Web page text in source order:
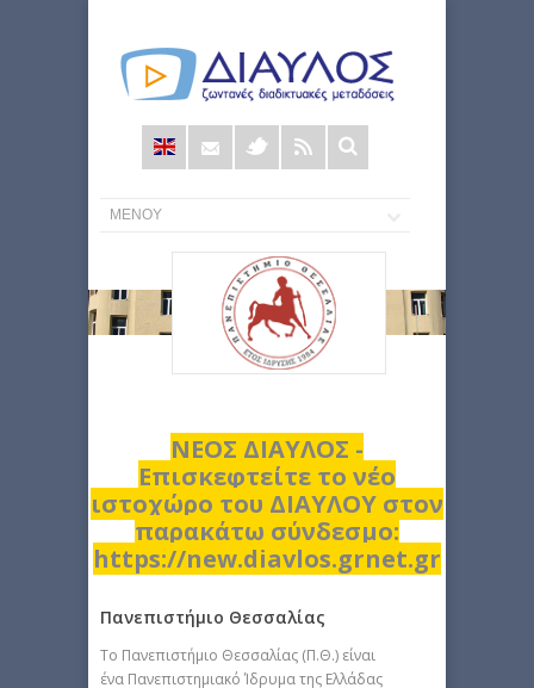
Φόρμα
αναζήτησης
ΝΕΟΣ ΔΙΑΥΛΟΣ -
Επισκεφτείτε το νέο
ιστοχώρο του ΔΙΑΥΛΟΥ στον
παρακάτω σύνδεσμο:
https://new.diavlos.grnet.gr
Πανεπιστήμιο Θεσσαλίας
Το Πανεπιστήμιο Θεσσαλίας (Π.Θ.) είναι
ένα Πανεπιστημιακό Ίδρυμα της Ελλάδας